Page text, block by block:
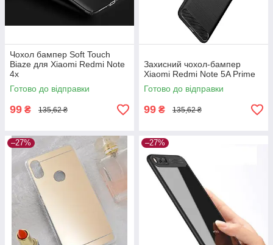
Чохол бампер Soft Touch
Biaze для Xiaomi Redmi Note
4x
Готово до відправки
99 ₴ 135,62 ₴
Захисний чохол-бампер
Xiaomi Redmi Note 5A Prime
Готово до відправки
99 ₴ 135,62 ₴
–27% –27%